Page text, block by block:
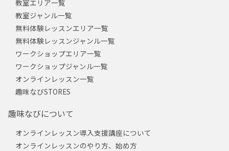
教室エリア一覧
教室ジャンル一覧
無料体験レッスンエリア一覧
無料体験レッスンジャンル一覧
ワークショップエリア一覧
ワークショップジャンル一覧
オンラインレッスン一覧
趣味なびSTORES
趣味なびについて
オンラインレッスン導入支援講座について
オンラインレッスンのやり方、始め方